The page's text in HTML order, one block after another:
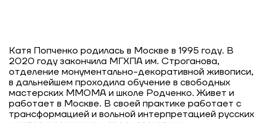
Катя Попченко родилась в Москве в 1995 году. В
2020 году закончила МГХПА им. Строганова,
отделение монументально-декоративной живописи,
в дальнейшем проходила обучение в свободных
мастерских ММОМА и школе Родченко. Живет и
работает в Москве. В своей практике работает с
трансформацией и вольной интерпретацией русских